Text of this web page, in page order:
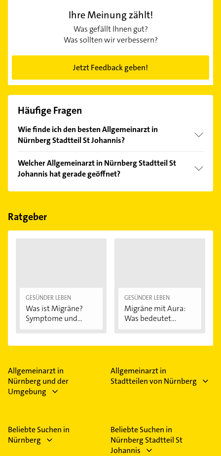
Ihre Meinung zählt!
Was gefällt Ihnen gut?
Was sollten wir verbessern?
Jetzt Feedback geben!
Häufige Fragen
Wie finde ich den besten Allgemeinarzt in
Nürnberg Stadtteil St Johannis?
Kundenmeinungen und profitieren Sie von den
Empfehlungen. Die Suchergebnisse können Sie sich
einfach nachBewertungensortiert anzeigen lassen.
Welcher Allgemeinarzt in Nürnberg Stadtteil St
Johannis hat gerade geöffnet?
Im Anbieter-Bereich finden Sie alleÖffnungszeiten.
Feiertagen abweichen können.
Ratgeber
GESÜNDER LEBEN
Was ist Migräne?
Symptome und...
GESÜNDER LEBEN
Migräne mit Aura:
Was bedeutet...
Allgemeinarzt in
Nürnberg und der
Umgebung
Allgemeinarzt in
Stadtteilen von Nürnberg
Beliebte Suchen in
Nürnberg
Beliebte Suchen in
Nürnberg Stadtteil St
Johannis